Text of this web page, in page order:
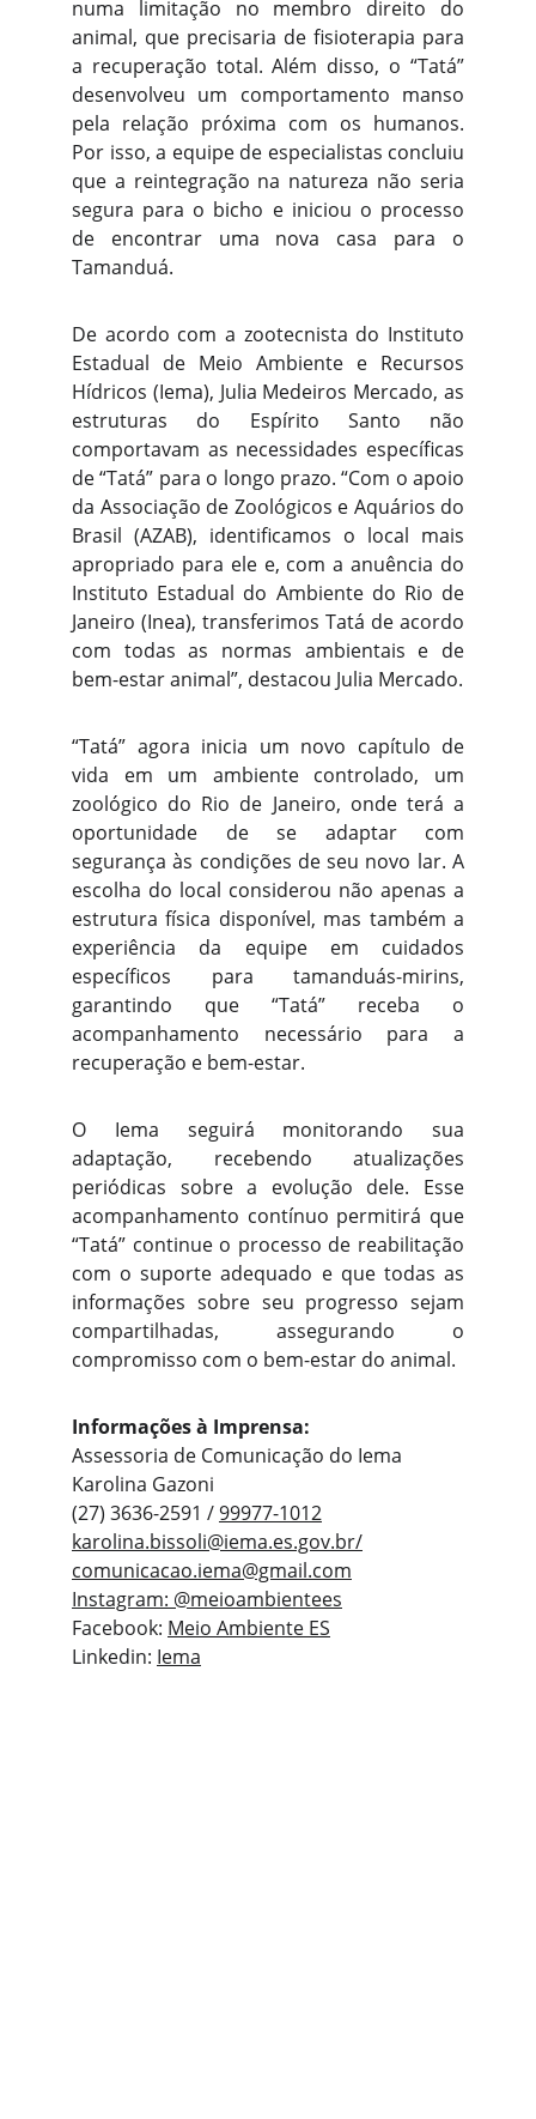
numa limitação no membro direito do
animal, que precisaria de fisioterapia para
a recuperação total. Além disso, o “Tatá”
desenvolveu um comportamento manso
pela relação próxima com os humanos.
Por isso, a equipe de especialistas concluiu
que a reintegração na natureza não seria
segura para o bicho e iniciou o processo
de encontrar uma nova casa para o
Tamanduá.
De acordo com a zootecnista do Instituto
Estadual de Meio Ambiente e Recursos
Hídricos (Iema), Julia Medeiros Mercado, as
estruturas do Espírito Santo não
comportavam as necessidades específicas
de “Tatá” para o longo prazo. “Com o apoio
da Associação de Zoológicos e Aquários do
Brasil (AZAB), identificamos o local mais
apropriado para ele e, com a anuência do
Instituto Estadual do Ambiente do Rio de
Janeiro (Inea), transferimos Tatá de acordo
com todas as normas ambientais e de
bem-estar animal”, destacou Julia Mercado.
“Tatá” agora inicia um novo capítulo de
vida em um ambiente controlado, um
zoológico do Rio de Janeiro, onde terá a
oportunidade de se adaptar com
segurança às condições de seu novo lar. A
escolha do local considerou não apenas a
estrutura física disponível, mas também a
experiência da equipe em cuidados
específicos para tamanduás-mirins,
garantindo que “Tatá” receba o
acompanhamento necessário para a
recuperação e bem-estar.
O Iema seguirá monitorando sua
adaptação, recebendo atualizações
periódicas sobre a evolução dele. Esse
acompanhamento contínuo permitirá que
“Tatá” continue o processo de reabilitação
com o suporte adequado e que todas as
informações sobre seu progresso sejam
compartilhadas, assegurando o
compromisso com o bem-estar do animal.
Informações à Imprensa:
Assessoria de Comunicação do Iema
Karolina Gazoni
(27) 3636-2591 /99977-1012
karolina.bissoli@iema.es.gov.br/
comunicacao.iema@gmail.com
Instagram: @meioambientees
Facebook: Meio Ambiente ES
Linkedin: Iema